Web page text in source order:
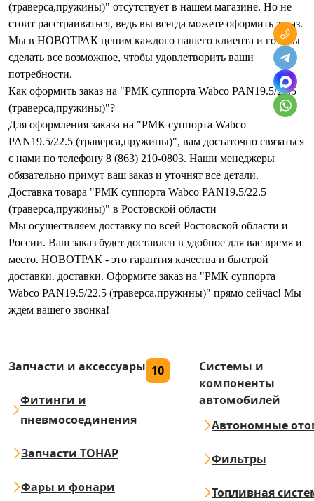
(траверса,пружины)" отсутствует в нашем магазине. Но не
стоит расстраиваться, ведь вы всегда можете оформить заказ.
Мы в НОВОТРАК ценим каждого нашего клиента и готовы
сделать все возможное, чтобы удовлетворить ваши
потребности.
Как оформить заказ на "РМК суппорта Wabco PAN19.5/22.5
(траверса,пружины)"?
Для оформления заказа на "РМК суппорта Wabco
PAN19.5/22.5 (траверса,пружины)", вам достаточно связаться
с нами по телефону 8 (863) 210-0803. Наши менеджеры
обязательно примут ваш заказ и уточнят все детали.
Доставка товара "РМК суппорта Wabco PAN19.5/22.5
(траверса,пружины)" в Ростовской области
Мы осуществляем доставку по всей Ростовской области и
России. Ваш заказ будет доставлен в удобное для вас время и
место. НОВОТРАК - это гарантия качества и быстрой
доставки. доставки. Оформите заказ на "РМК суппорта
Wabco PAN19.5/22.5 (траверса,пружины)" прямо сейчас! Мы
ждем вашего звонка!
Запчасти и аксессуары 10
Фитинги и
пневмосоединения
Запчасти ТОНАР
Фары и фонари
Системы и
компоненты
автомобилей
Автономные
Фильтры
Топливная